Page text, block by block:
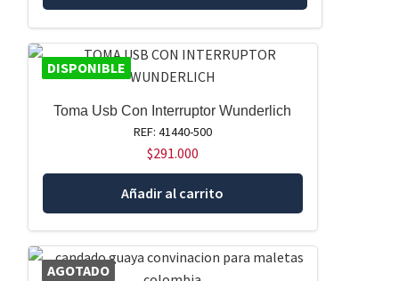
DISPONIBLE
Toma Usb Con Interruptor Wunderlich
REF: 41440-500
$291.000
Añadir al carrito
AGOTADO